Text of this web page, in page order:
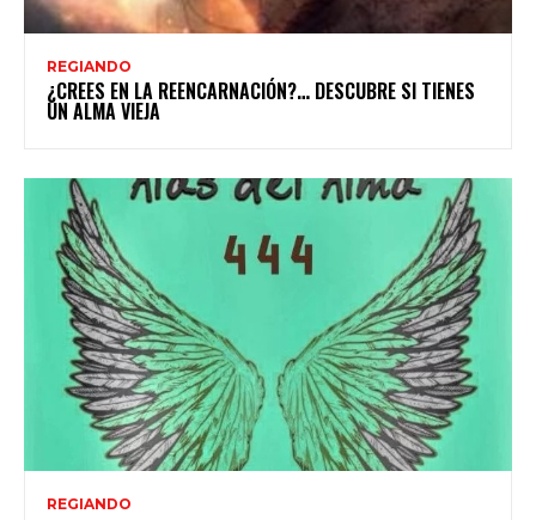
REGIANDO
¿CREES EN LA REENCARNACIÓN?… DESCUBRE SI TIENES
UN ALMA VIEJA
REGIANDO